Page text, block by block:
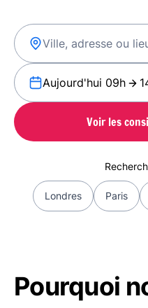
Aujourd'hui 09h
Voir les
Londres Paris
Pourquoi